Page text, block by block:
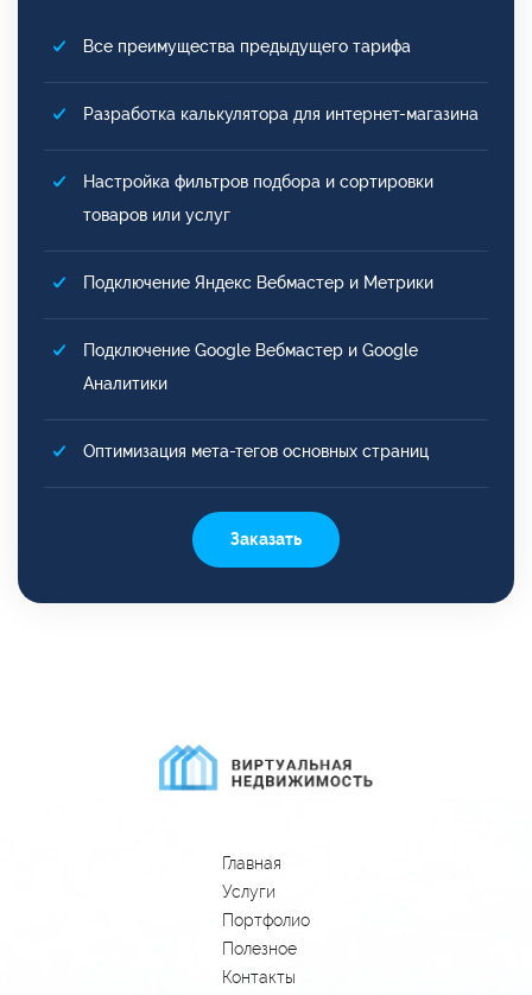
Все преимущества предыдущего тарифа
Разработка калькулятора для интернет-магазина
Настройка фильтров подбора и сортировки
товаров или услуг
Подключение Яндекс Вебмастер и Метрики
Подключение Google Вебмастер и Google
Аналитики
Оптимизация мета-тегов основных страниц
Заказать
Главная
Услуги
Портфолио
Полезное
Контакты